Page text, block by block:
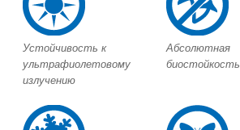
Устойчивость к
ультрафиолетовому
излучению
Абсолютная
биостойкость